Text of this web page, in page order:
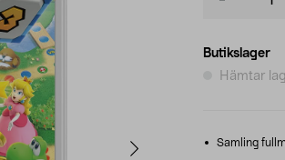
Butikslager
Hämtar
Samling